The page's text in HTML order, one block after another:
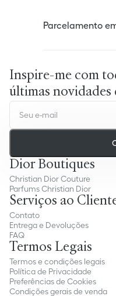
Parcelamento
Inspire-me com
últimas novidades
Dior Boutiques
Christian Dior Couture
Parfums Christian Dior
Serviços ao
Contato
Entrega e Devoluções
FAQ
Termos Legais
Termos e condições legais
Política de Privacidade
Preferências de Cookies
Condições gerais de venda